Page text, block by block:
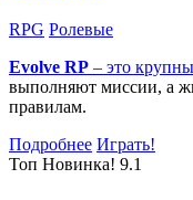
RPG Ролевые
Evolve RP – это
выполняют миссии, а
правилам.
Подробнее Играть!
Топ Новинка! 9.1